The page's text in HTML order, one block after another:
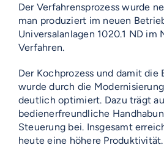
Der Verfahrensprozess wurde
man produziert im neuen
Universalanlagen 1020.1 ND im
Verfahren.
Der Kochprozess und damit die
wurde durch die
deutlich optimiert. Dazu trägt
bedienerfreundliche
Steuerung bei. Insgesamt
heute eine höhere Produktivität.